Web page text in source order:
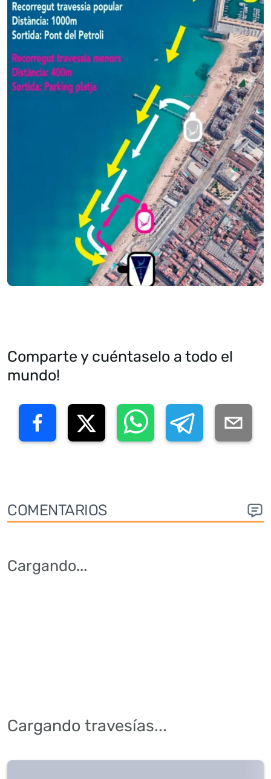
Comparte y cuéntaselo a todo el
mundo!
COMENTARIOS
Cargando...
Cargando travesías...